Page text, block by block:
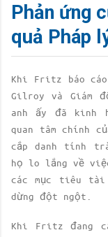
Phản ứng
quả Pháp
Khi Fritz báo cáo
Gilroy và Giám
anh ấy đã kinh
quan tâm chính
cắp danh tính
họ lo lắng về
các mục tiêu tài
dừng đột ngột.
Khi Fritz đang